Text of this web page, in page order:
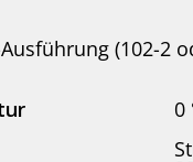
(102-2
0